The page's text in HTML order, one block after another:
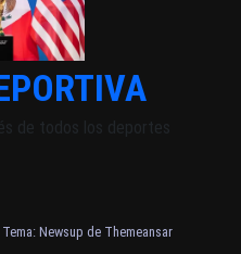
de todos los deportes
Tema: Newsup de Themeansar